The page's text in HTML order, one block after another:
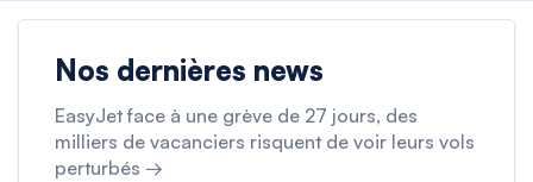
Nos dernières news
EasyJet face à une grève de 27 jours, des
milliers de vacanciers risquent de voir leurs vols
perturbés →